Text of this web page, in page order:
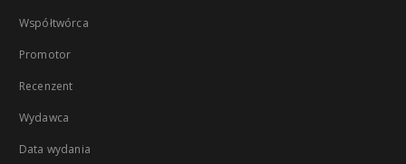
Współtwórca
Promotor
Recenzent
Wydawca
Data wydania